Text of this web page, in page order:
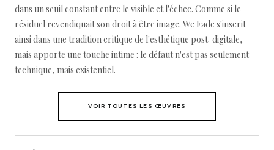
dans un seuil constant entre le visible et l'échec. Comme si le
résiduel revendiquait son droit à être image. We Fade s'inscrit
ainsi dans une tradition critique de l'esthétique post-digitale,
mais apporte une touche intime : le défaut n'est pas seulement
technique, mais existentiel.
VOIR TOUTES LES ŒUVRES